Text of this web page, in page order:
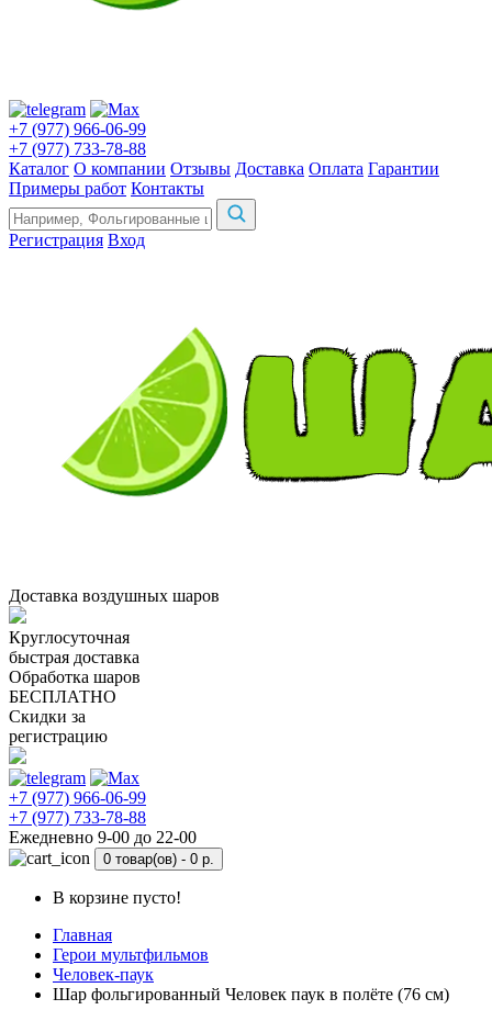
+7 (977) 966-06-99
+7 (977) 733-78-88
Каталог О компании Отзывы Доставка Оплата Гарантии
Примеры работ Контакты
Регистрация Вход
Доставка воздушных шаров
Круглосуточная
быстрая доставка
Обработка шаров
БЕСПЛАТНО
Скидки за
регистрацию
+7 (977) 966-06-99
+7 (977) 733-78-88
Ежедневно 9-00 до 22-00
0 товар(ов) - 0 р.
В корзине пусто!
Главная
Герои мультфильмов
Человек-паук
Шар фольгированный Человек паук в полёте (76 см)